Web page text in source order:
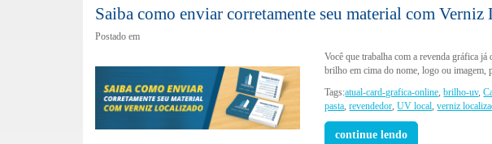
Saiba como enviar corretamente seu material com Verniz
Postado em
Você que trabalha com a revenda gráfica
brilho em cima do nome, logo ou imagem,
Tags:atual-card-grafica-online,brilho-uv,
pasta,revendedor,UV local,verniz
continue lendo